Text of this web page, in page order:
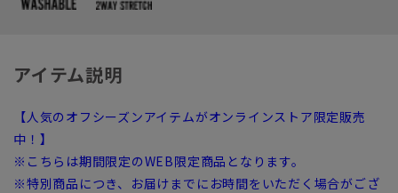
アイテム説明
【人気のオフシーズンアイテムがオンラインストア限定販売
中！】
※こちらは期間限定のWEB限定商品となります。
※特別商品につき、お届けまでにお時間をいただく場合がござ